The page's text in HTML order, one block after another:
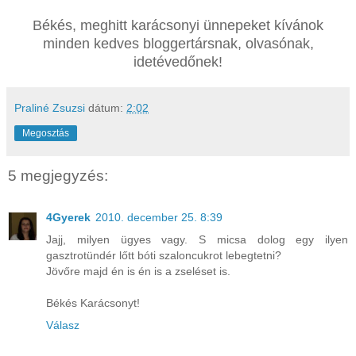
Békés, meghitt karácsonyi ünnepeket kívánok
minden kedves bloggertársnak, olvasónak,
idetévedőnek!
Praliné Zsuzsi dátum: 2:02
Megosztás
5 megjegyzés:
4Gyerek 2010. december 25. 8:39
Jajj, milyen ügyes vagy. S micsa dolog egy ilyen
gasztrotündér lőtt bóti szaloncukrot lebegtetni?
Jövőre majd én is én is a zseléset is.
Békés Karácsonyt!
Válasz